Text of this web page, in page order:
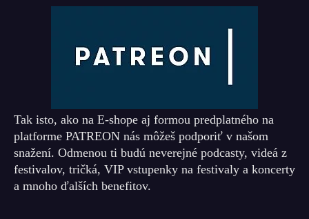
Tak isto, ako na E-shope aj formou predplatného na
platforme PATREON nás môžeš podporiť v našom
snažení. Odmenou ti budú neverejné podcasty, videá z
festivalov, tričká, VIP vstupenky na festivaly a koncerty
a mnoho ďalších benefitov.